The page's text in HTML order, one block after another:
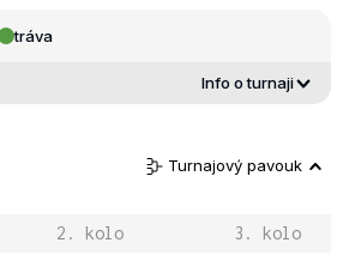
tráva
Info o turnaji
Turnajový pavouk
2. kolo 3. kolo